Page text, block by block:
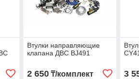
Втулки направляющие
клапана ДВС BJ491
2 650₸/комплект 3